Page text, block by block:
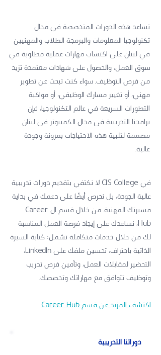
تساعد هذه الدورات المتخصصة في مجال
تكنولوجيا المعلومات والبرمجة الطلاب والمهنيين
في لبنان على اكتساب مهارات عملية مطلوبة في
سوق العمل، والحصول على شهادات معتمدة تزيد
من فرص التوظيف. سواء كنت تبحث عن تطوير
مهني، أو تغيير مسارك الوظيفي، أو مواكبة
التطورات السريعة في عالم التكنولوجيا، فإن
برامجنا التدريبية في مجال الكمبيوتر في لبنان
مصممة لتلبية هذه الاحتياجات بمرونة وجودة
عالية.
في CIS College لا نكتفي بتقديم دورات تدريبية
عالية الجودة، بل نحرص أيضًا على دعمك في بداية
مسيرتك المهنية. من خلال قسم ال Career
Hub، نساعدك على إيجاد فرصة العمل المناسبة
لك من خلال خدمات متكاملة تشمل: كتابة السيرة
الذاتية باحتراف، تحسين ملفك على LinkedIn،
التحضير لمقابلات العمل، وتأمين فرص تدريب
وتوظيف تتوافق مع مهاراتك وتخصصك.
اكتشف المزيد عن قسم Career Hub
دوراتنا التدريبية